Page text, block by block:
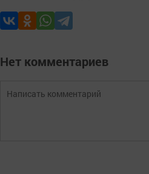
Нет комментариев